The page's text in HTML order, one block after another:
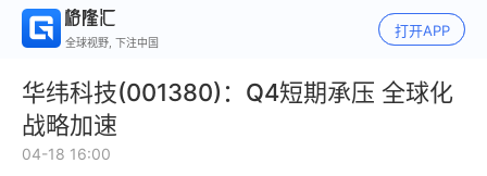
全球视野, 下注中国
打开APP
华纬科技(001380)：Q4短期承压 全球化
战略加速
04-18 16:00